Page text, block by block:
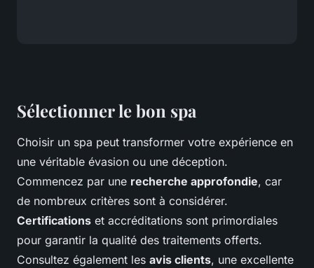
Sélectionner le bon spa
Choisir un spa peut transformer votre expérience en
une véritable évasion ou une déception.
Commencez par une recherche approfondie, car
de nombreux critères sont à considérer.
Certifications et accréditations sont primordiales
pour garantir la qualité des traitements offerts.
Consultez également les avis clients, une excellente